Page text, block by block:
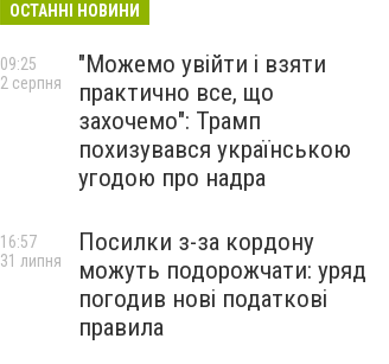
ОСТАННІ НОВИНИ
"Можемо увійти і взяти
практично все, що
захочемо": Трамп
похизувався українською
угодою про надра
09:25
2 серпня
Посилки з-за кордону
можуть подорожчати: уряд
погодив нові податкові
правила
16:57
31 липня